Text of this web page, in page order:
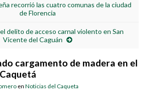
recorrió las cuatro comunas de la ciudad
de Florencia
delito de acceso carnal violento en San
Vicente del Caguán
cargamento de madera en el
en Noticias del Caqueta